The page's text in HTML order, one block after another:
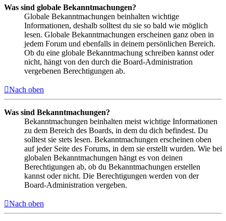
Was sind globale Bekanntmachungen?
Globale Bekanntmachungen beinhalten wichtige
Informationen, deshalb solltest du sie so bald wie möglich
lesen. Globale Bekanntmachungen erscheinen ganz oben in
jedem Forum und ebenfalls in deinem persönlichen Bereich.
Ob du eine globale Bekanntmachung schreiben kannst oder
nicht, hängt von den durch die Board-Administration
vergebenen Berechtigungen ab.
Nach oben
Was sind Bekanntmachungen?
Bekanntmachungen beinhalten meist wichtige Informationen
zu dem Bereich des Boards, in dem du dich befindest. Du
solltest sie stets lesen. Bekanntmachungen erscheinen oben
auf jeder Seite des Forums, in dem sie erstellt wurden. Wie bei
globalen Bekanntmachungen hängt es von deinen
Berechtigungen ab, ob du Bekanntmachungen erstellen
kannst oder nicht. Die Berechtigungen werden von der
Board-Administration vergeben.
Nach oben